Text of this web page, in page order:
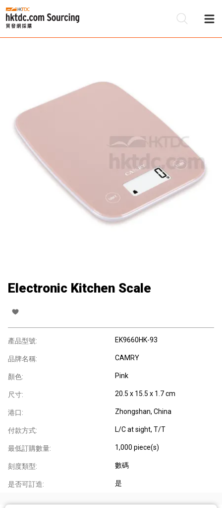
Electronic Kitchen Scale
產品型號: EK9660HK-93
品牌名稱: CAMRY
顏色: Pink
尺寸: 20.5 x 15.5 x 1.7 cm
港口: Zhongshan, China
付款方式: L/C at sight, T/T
最低訂購數量: 1,000 piece(s)
刻度類型: 數碼
是否可訂造: 是